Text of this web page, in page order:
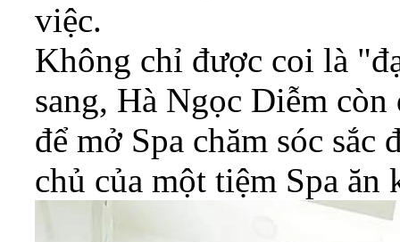
việc.
Không chỉ được coi là
sang, Hà Ngọc Diễm
để mở Spa chăm sóc
chủ của một tiệm Spa